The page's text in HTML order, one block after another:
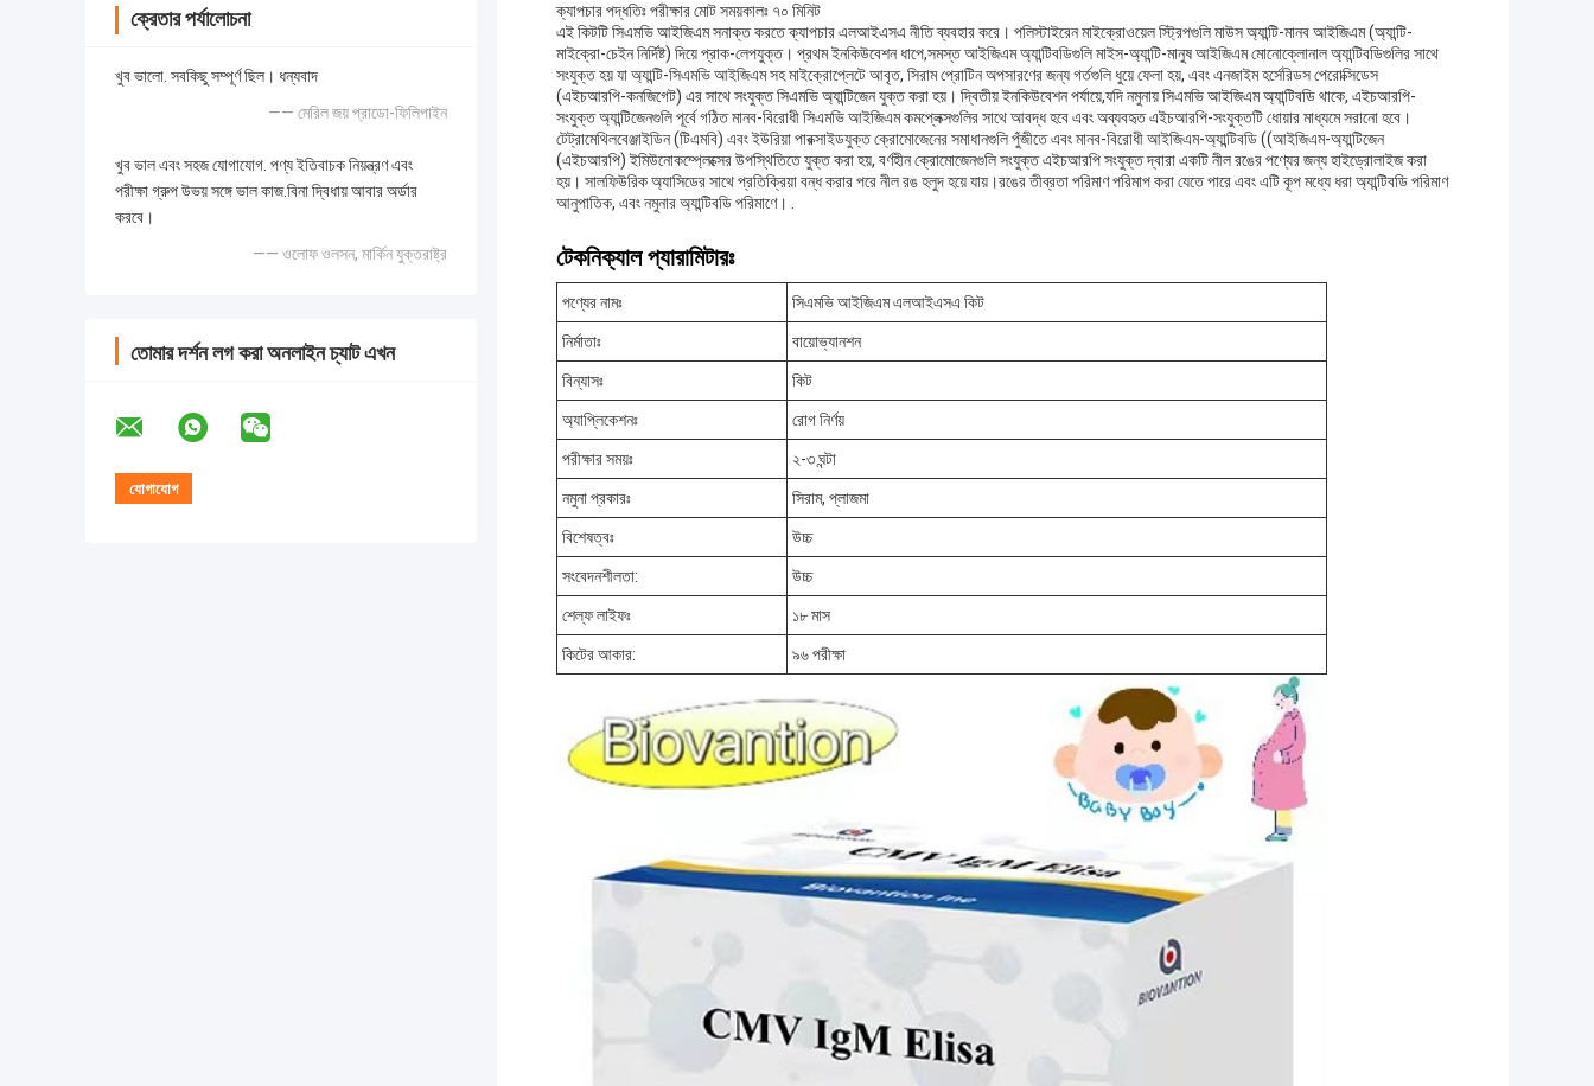
ক্রেতার পর্যালোচনা
খুব ভালো. সবকিছু সম্পূর্ণ ছিল। ধন্যবাদ
—— মেরিল জয় প্রাডো-ফিলিপাইন
খুব ভাল এবং সহজ যোগাযোগ. পণ্য ইতিবাচক নিয়ন্ত্রণ এবং
পরীক্ষা গ্রুপ উভয় সঙ্গে ভাল কাজ.বিনা দ্বিধায় আবার অর্ডার
করবে।
—— ওলোফ ওলসন, মার্কিন যুক্তরাষ্ট্র
তোমার দর্শন লগ করা অনলাইন চ্যাট এখন
ক্যাপচার পদ্ধতিঃ পরীক্ষার মোট সময়কালঃ ৭০ মিনিট
এই কিটটি সিএমভি আইজিএম সনাক্ত করতে ক্যাপচার এলআইএসএ নীতি ব্যবহার করে। পলিস্টাইরেন মাইক্রোওয়েল স্ট্রিপগুলি মাউস অ্যান্টি-মানব আইজিএম (অ্যান্টি-
মাইক্রো-চেইন নির্দিষ্ট) দিয়ে প্রাক-লেপযুক্ত। প্রথম ইনকিউবেশন ধাপে,সমস্ত আইজিএম অ্যান্টিবডিগুলি মাইস-অ্যান্টি-মানুষ আইজিএম মোনোক্লোনাল অ্যান্টিবডিগুলির সাথে
সংযুক্ত হয় যা অ্যান্টি-সিএমভি আইজিএম সহ মাইক্রোপ্লেটে আবৃত, সিরাম প্রোটিন অপসারণের জন্য গর্তগুলি ধুয়ে ফেলা হয়, এবং এনজাইম হর্সেরিডস পেরোক্সিডেস
(এইচআরপি-কনজিগেট) এর সাথে সংযুক্ত সিএমভি অ্যান্টিজেন যুক্ত করা হয়। দ্বিতীয় ইনকিউবেশন পর্যায়ে,যদি নমুনায় সিএমভি আইজিএম অ্যান্টিবডি থাকে, এইচআরপি-
সংযুক্ত অ্যান্টিজেনগুলি পূর্বে গঠিত মানব-বিরোধী সিএমভি আইজিএম কমপ্লেক্সগুলির সাথে আবদ্ধ হবে এবং অব্যবহৃত এইচআরপি-সংযুক্তটি ধোয়ার মাধ্যমে সরানো হবে।
টেট্রামেথিলবেঞ্জাইডিন (টিএমবি) এবং ইউরিয়া পারক্সাইডযুক্ত ক্রোমোজেনের সমাধানগুলি পুঁজীতে এবং মানব-বিরোধী আইজিএম-অ্যান্টিবডি ((আইজিএম-অ্যান্টিজেন
(এইচআরপি) ইমিউনোকম্প্লেক্সের উপস্থিতিতে যুক্ত করা হয়, বর্ণহীন ক্রোমোজেনগুলি সংযুক্ত এইচআরপি সংযুক্ত দ্বারা একটি নীল রঙের পণ্যের জন্য হাইড্রোলাইজ করা
হয়। সালফিউরিক অ্যাসিডের সাথে প্রতিক্রিয়া বন্ধ করার পরে নীল রঙ হলুদ হয়ে যায়।রঙের তীব্রতা পরিমাণ পরিমাপ করা যেতে পারে এবং এটি কূপ মধ্যে ধরা অ্যান্টিবডি পরিমাণ
আনুপাতিক, এবং নমুনার অ্যান্টিবডি পরিমাণে। .
টেকনিক্যাল প্যারামিটারঃ
পণ্যের নামঃ সিএমভি আইজিএম এলআইএসএ কিট
নির্মাতাঃ বায়োভ্যানশন
বিন্যাসঃ কিট
অ্যাপ্লিকেশনঃ রোগ নির্ণয়
পরীক্ষার সময়ঃ ২-৩ ঘন্টা
নমুনা প্রকারঃ সিরাম, প্লাজমা
বিশেষত্বঃ উচ্চ
সংবেদনশীলতা: উচ্চ
শেল্ফ লাইফঃ ১৮ মাস
কিটের আকার: ৯৬ পরীক্ষা